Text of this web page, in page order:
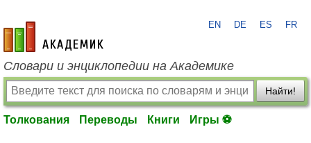
academic.ru
EN DE ES FR
Словари и энциклопедии на Академике
Найти!
Толкования Переводы Книги Игры ⚽